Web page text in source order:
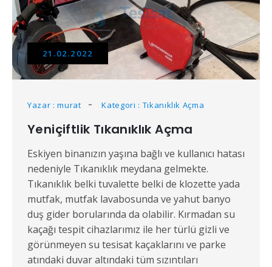
21.02.2022
Yazar : murat Kategori : Tıkanıklık Açma
Yeniçiftlik Tıkanıklık Açma
Eskiyen binanızın yaşına bağlı ve kullanıcı hatası
nedeniyle Tıkanıklık meydana gelmekte.
Tıkanıklık belki tuvalette belki de klozette yada
mutfak, mutfak lavabosunda ve yahut banyo
duş gider borularında da olabilir. Kırmadan su
kaçağı tespit cihazlarımız ile her türlü gizli ve
görünmeyen su tesisat kaçaklarını ve parke
atındaki duvar altındaki tüm sızıntıları